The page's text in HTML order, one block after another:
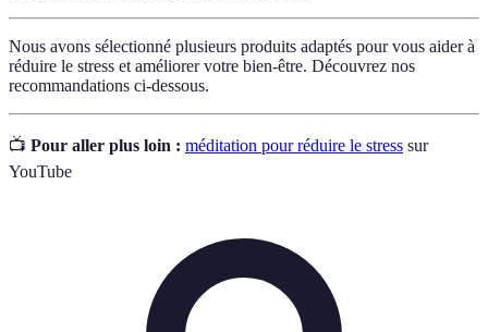
Nous avons sélectionné plusieurs produits adaptés pour vous aider à
réduire le stress et améliorer votre bien-être. Découvrez nos
recommandations ci-dessous.
📺 Pour aller plus loin : méditation pour réduire le stress sur
YouTube